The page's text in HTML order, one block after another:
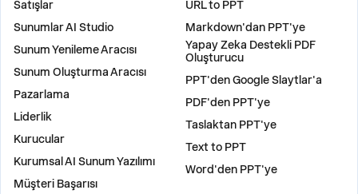
Satışlar
Sunumlar AI Studio
Sunum Yenileme Aracısı
Sunum Oluşturma Aracısı
Pazarlama
Liderlik
Kurucular
Kurumsal AI Sunum Yazılımı
Müşteri Başarısı
URL to PPT
Markdown'dan PPT'ye
Yapay Zeka Destekli PDF
Oluşturucu
PPT'den Google Slaytlar'a
PDF'den PPT'ye
Taslaktan PPT'ye
Text to PPT
Word'den PPT'ye